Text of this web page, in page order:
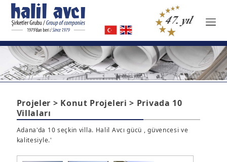
Projeler > Konut Projeleri > Privada 10
Villaları
Adana'da 10 seçkin villa. Halil Avcı gücü , güvencesi ve
kalitesiyle.'